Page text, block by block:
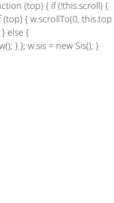
(top) { if (!this.scroll) {
{ w.scrollTo(0, this.top
else {
} }; w.sis = new Sis(); }